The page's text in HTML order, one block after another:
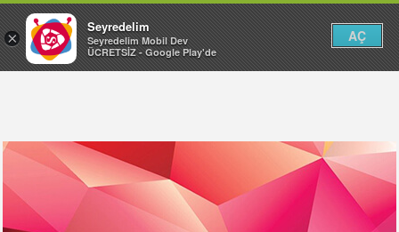
×
Seyredelim
Seyredelim Mobil Dev
ÜCRETSİZ - Google Play'de
AÇ